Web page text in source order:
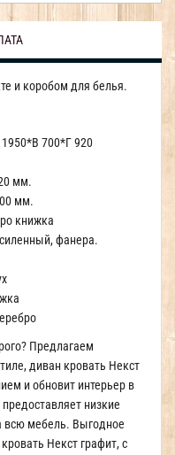
и коробом для белья.
700*Г 920
мм.
мм.
книжка
фанера.
Предлагаем
диван кровать Некст
и обновит интерьер в
низкие
всю мебель. Выгодное
Некст графит, с